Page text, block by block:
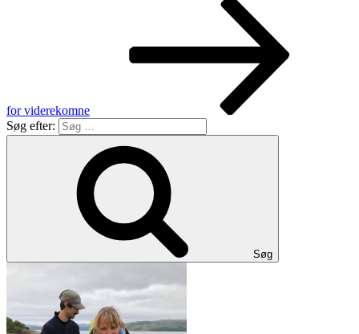
for viderekomne
Søg efter:
Søg